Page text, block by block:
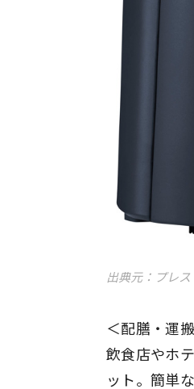
出典元：プレス
＜配膳・運
飲食店やホ
ット。簡単